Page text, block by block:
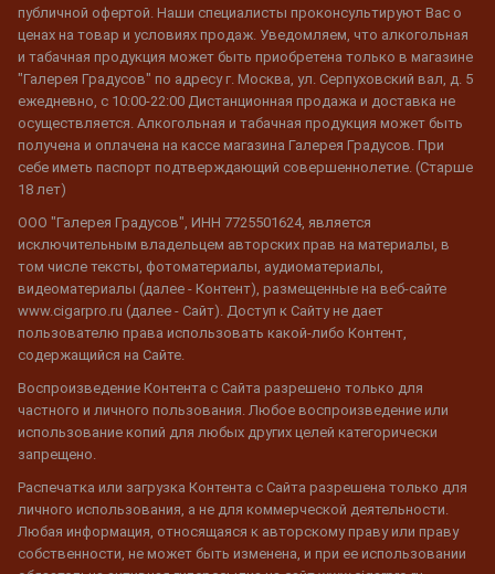
публичной офертой. Наши специалисты проконсультируют Вас о
ценах на товар и условиях продаж. Уведомляем, что алкогольная
и табачная продукция может быть приобретена только в магазине
"Галерея Градусов" по адресу г. Москва, ул. Серпуховский вал, д. 5
ежедневно, с 10:00-22:00 Дистанционная продажа и доставка не
осуществляется. Алкогольная и табачная продукция может быть
получена и оплачена на кассе магазина Галерея Градусов. При
себе иметь паспорт подтверждающий совершеннолетие. (Старше
18 лет)
ООО "Галерея Градусов", ИНН 7725501624, является
исключительным владельцем авторских прав на материалы, в
том числе тексты, фотоматериалы, аудиоматериалы,
видеоматериалы (далее - Контент), размещенные на веб-сайте
www.cigarpro.ru (далее - Сайт). Доступ к Сайту не дает
пользователю права использовать какой-либо Контент,
содержащийся на Сайте.
Воспроизведение Контента с Сайта разрешено только для
частного и личного пользования. Любое воспроизведение или
использование копий для любых других целей категорически
запрещено.
Распечатка или загрузка Контента с Сайта разрешена только для
личного использования, а не для коммерческой деятельности.
Любая информация, относящаяся к авторскому праву или праву
собственности, не может быть изменена, и при ее использовании